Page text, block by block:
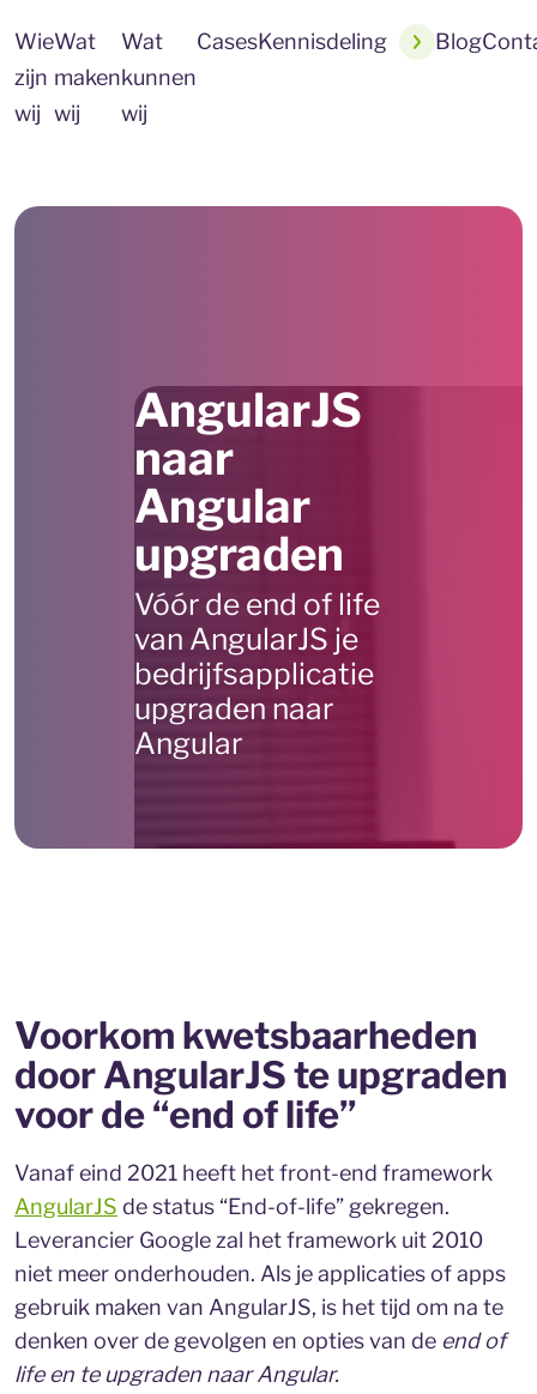
Wie
zijn
wij
Wat
maken
wij
Wat
kunnen
wij
CasesKennisdeling Blog
AngularJS
naar
Angular
upgraden
Vóór de end of life
van AngularJS je
bedrijfsapplicatie
upgraden naar
Angular
Voorkom kwetsbaarheden
door AngularJS te upgraden
voor de “end of life”
Vanaf eind 2021 heeft het front-end framework
AngularJS de status “End-of-life” gekregen.
Leverancier Google zal het framework uit 2010
niet meer onderhouden. Als je applicaties of apps
gebruik maken van AngularJS, is het tijd om na te
denken over de gevolgen en opties van de end of
life en te upgraden naar Angular.